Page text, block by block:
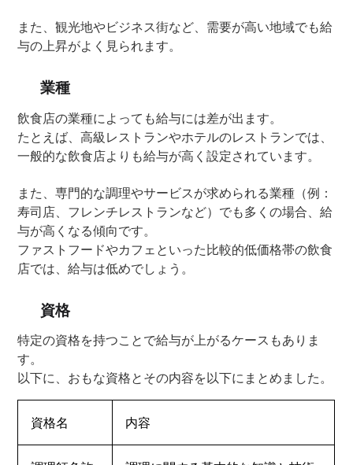
また、観光地やビジネス街など、需要が高い地域でも給
与の上昇がよく見られます。
業種
飲食店の業種によっても給与には差が出ます。
たとえば、高級レストランやホテルのレストランでは、
一般的な飲食店よりも給与が高く設定されています。
また、専門的な調理やサービスが求められる業種（例：
寿司店、フレンチレストランなど）でも多くの場合、給
与が高くなる傾向です。
ファストフードやカフェといった比較的低価格帯の飲食
店では、給与は低めでしょう。
資格
特定の資格を持つことで給与が上がるケースもありま
す。
以下に、おもな資格とその内容を以下にまとめました。
資格名 内容